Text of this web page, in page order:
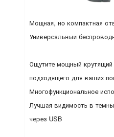
Мощная, но компактная
Универсальный
Ощутите мощный
подходящего для ваших
Многофункциональное
Лучшая видимость в
через USB